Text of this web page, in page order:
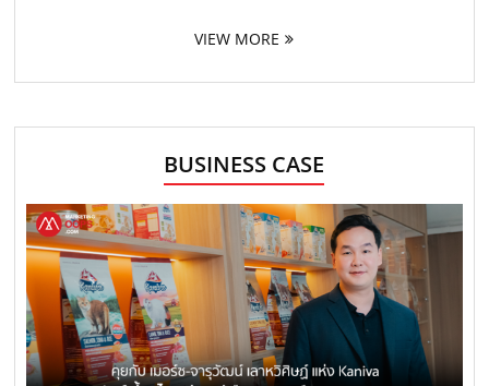
VIEW MORE
BUSINESS CASE